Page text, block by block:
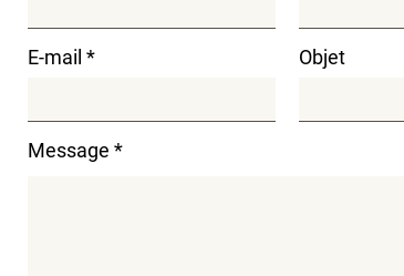
E-mail Objet
Message